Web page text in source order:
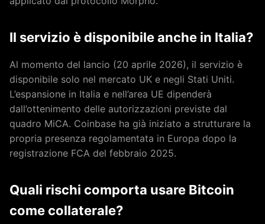
Il servizio è disponibile anche in Italia?
Al momento del lancio (20 aprile 2026), il servizio è
disponibile solo nel mercato UK e negli Stati Uniti.
L’espansione in Italia e nell’area UE dipenderà
dall’ottenimento delle autorizzazioni previste dal
quadro MiCA. Coinbase ha già iniziato a strutturare la
propria presenza regolamentata in Europa dopo la
registrazione FCA del febbraio 2025.
Quali rischi comporta usare Bitcoin
come collaterale?